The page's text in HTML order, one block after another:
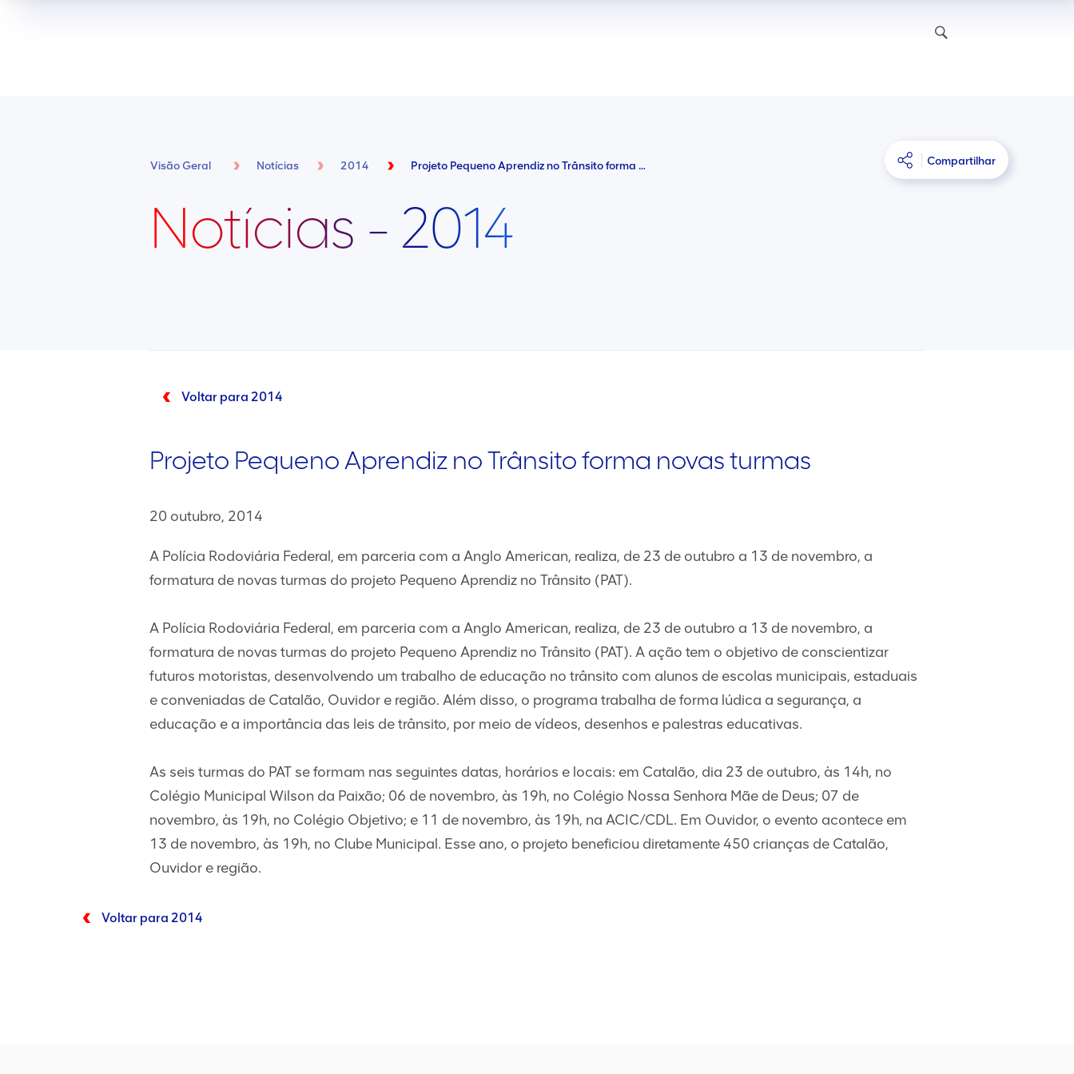
Notícias - 2014
Visão Geral Notícias 2014 Projeto Pequeno Aprendiz no Trânsito forma novas turmas Compartilhar
Voltar para 2014
Projeto Pequeno Aprendiz no Trânsito forma novas turmas
20 outubro, 2014
A Polícia Rodoviária Federal, em parceria com a Anglo American, realiza, de 23 de outubro a 13 de novembro, a
formatura de novas turmas do projeto Pequeno Aprendiz no Trânsito (PAT).
A Polícia Rodoviária Federal, em parceria com a Anglo American, realiza, de 23 de outubro a 13 de novembro, a
formatura de novas turmas do projeto Pequeno Aprendiz no Trânsito (PAT). A ação tem o objetivo de conscientizar
futuros motoristas, desenvolvendo um trabalho de educação no trânsito com alunos de escolas municipais, estaduais
e conveniadas de Catalão, Ouvidor e região. Além disso, o programa trabalha de forma lúdica a segurança, a
educação e a importância das leis de trânsito, por meio de vídeos, desenhos e palestras educativas.
As seis turmas do PAT se formam nas seguintes datas, horários e locais: em Catalão, dia 23 de outubro, às 14h, no
Colégio Municipal Wilson da Paixão; 06 de novembro, às 19h, no Colégio Nossa Senhora Mãe de Deus; 07 de
novembro, às 19h, no Colégio Objetivo; e 11 de novembro, às 19h, na ACIC/CDL. Em Ouvidor, o evento acontece em
13 de novembro, às 19h, no Clube Municipal. Esse ano, o projeto beneficiou diretamente 450 crianças de Catalão,
Ouvidor e região.
Voltar para 2014